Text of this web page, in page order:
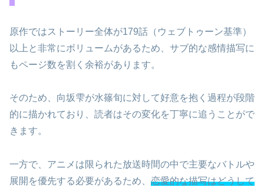
原作ではストーリー全体が179話（ウェブトゥーン基準）
以上と非常にボリュームがあるため、サブ的な感情描写に
もページ数を割く余裕があります。
そのため、向坂雫が水篠旬に対して好意を抱く過程が段階
的に描かれており、読者はその変化を丁寧に追うことがで
きます。
一方で、アニメは限られた放送時間の中で主要なバトルや
展開を優先する必要があるため、 恋愛的な描写はどうして